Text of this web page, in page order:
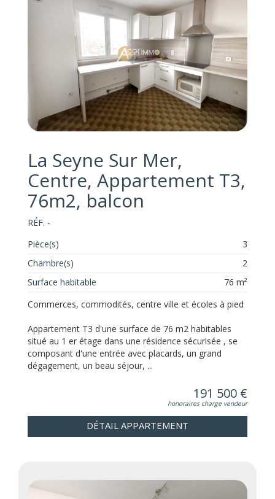
La Seyne Sur Mer,
Centre, Appartement T3,
76m2, balcon
RÉF. -
Pièce(s)
3
Chambre(s)
2
Surface habitable
76 m²
Commerces, commodités, centre ville et écoles à pied
Appartement T3 d'une surface de 76 m2 habitables
situé au 1 er étage dans une résidence sécurisée , se
composant d'une entrée avec placards, un grand
dégagement, un beau séjour, ...
191 500 €
honoraires charge vendeur
DÉTAIL APPARTEMENT